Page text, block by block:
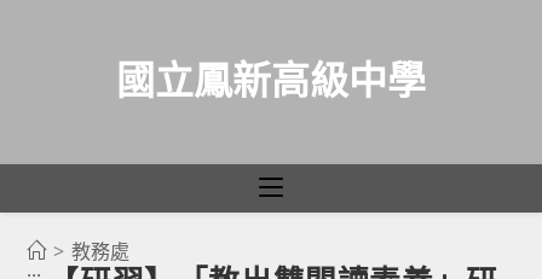
國立鳳新高級中學
> 教務處